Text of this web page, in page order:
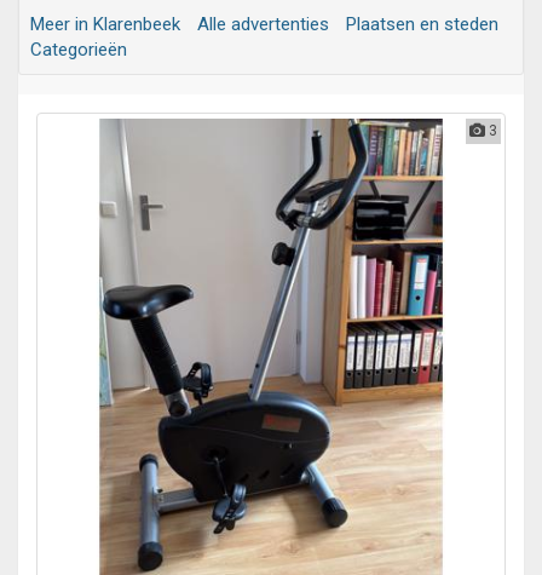
Meer in Klarenbeek Alle advertenties
Plaatsen en steden
Categorieën
3